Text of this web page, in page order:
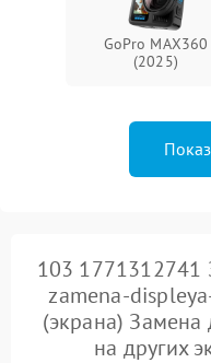
GoPro MAX360
(2025)
103 1771312741
zamena-
(экрана) Замена
на других